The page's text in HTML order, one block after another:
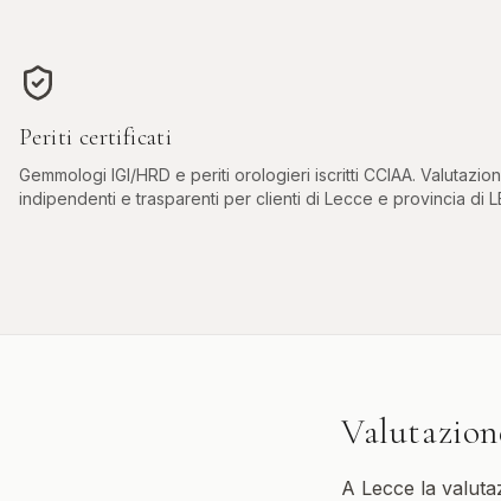
Periti certificati
Gemmologi IGI/HRD e periti orologieri iscritti CCIAA.
indipendenti e trasparenti per clienti di Lecce e provincia di
A Lecce la